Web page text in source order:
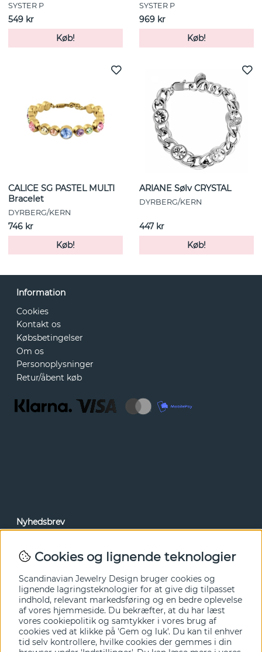
SYSTER P
549 kr
Køb!
SYSTER P
969 kr
Køb!
CALICE SG PASTEL MULTI
Bracelet
DYRBERG/KERN
746 kr
Køb!
ARIANE Sølv CRYSTAL
DYRBERG/KERN
447 kr
Køb!
Information
Cookies
Kontakt os
Købsbetingelser
Om os
Personoplysninger
Retur/åbent køb
Nyhedsbrev
tilbud før alle andre. Tilmeld dig herunder.
Ja tak!
Cookies og lignende teknologier
Scandinavian Jewelry Design bruger cookies og
lignende lagringsteknologier for at give dig tilpasset
indhold, relevant markedsføring og en bedre oplevelse
af vores hjemmeside. Du bekræfter, at du har læst
vores cookiepolitik og samtykker i vores brug af
cookies ved at klikke på 'Gem og luk'. Du kan til enhver
tid selv kontrollere, hvilke cookies der gemmes i din